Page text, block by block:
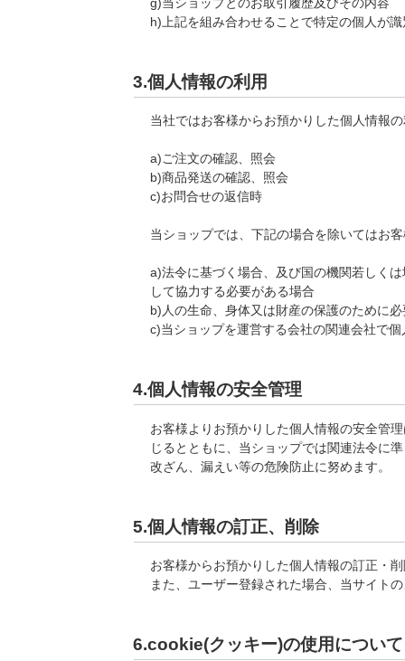
h)上記を組み合わせることで特定の個人が
3.個人情報の利用
当社ではお客様からお預かりした個人情報
a)ご注文の確認、照会
b)商品発送の確認、照会
c)お問合せの返信時
当ショップでは、下記の場合を除いてはお
a)法令に基づく場合、及び国の機関若しく
して協力する必要がある場合
b)人の生命、身体又は財産の保護のために
c)当ショップを運営する会社の関連会社で
4.個人情報の安全管理
お客様よりお預かりした個人情報の安全管
じるとともに、当ショップでは関連法令に
改ざん、漏えい等の危険防止に努めます。
5.個人情報の訂正、削除
お客様からお預かりした個人情報の訂正・
また、ユーザー登録された場合、当サイト
6.cookie(クッキー)の使用について